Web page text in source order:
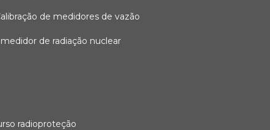
calibração de medidores de vazão
medidor de radiação nuclear
radioproteção